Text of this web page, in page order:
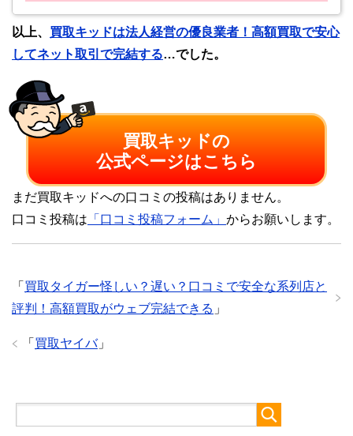
以上、 買取キッドは法人経営の優良業者！高額買取で安心
してネット取引で完結する…でした。
買取キッドの
公式ページはこちら
まだ買取キッドへの口コミの投稿はありません。
口コミ投稿は 「口コミ投稿フォーム」 からお願いします。
「 買取タイガー怪しい？遅い？口コミで安全な系列店と
評判！高額買取がウェブ完結できる 」
「 買取ヤイバ」